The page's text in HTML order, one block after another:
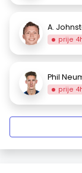
A.
prije
Phil
prije